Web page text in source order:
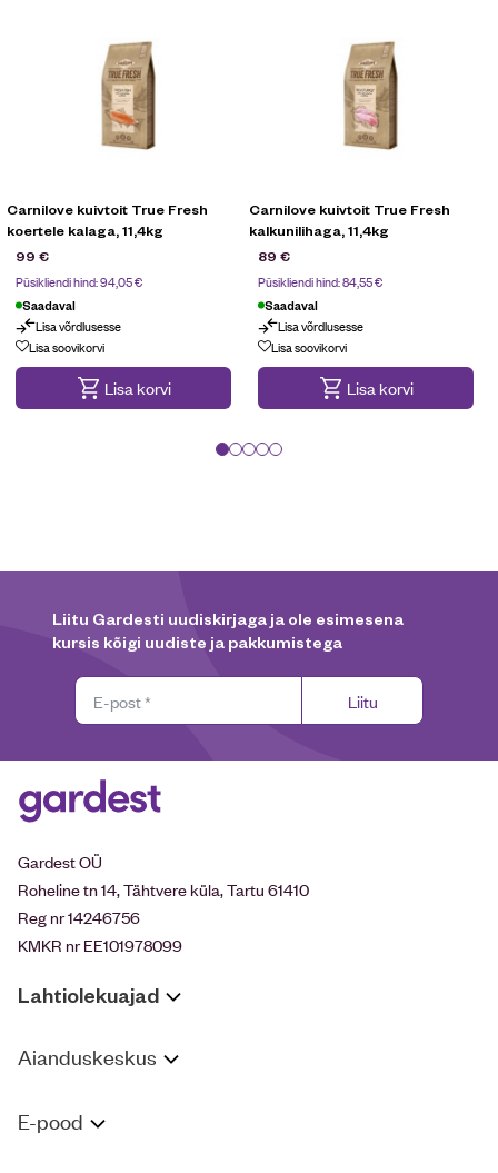
Carnilove kuivtoit True Fresh
koertele kalaga, 11,4kg
99 €
Püsikliendi hind:94,05€
Saadaval
Lisa võrdlusesse
Lisa soovikorvi
Lisa korvi
Carnilove kuivtoit True Fresh
kalkunilihaga, 11,4kg
89 €
Püsikliendi hind:84,55€
Saadaval
Lisa võrdlusesse
Lisa soovikorvi
Lisa korvi
Liitu Gardesti uudiskirjaga ja ole esimesena
kursis kõigi uudiste ja pakkumistega
Liitu
Gardest OÜ
Roheline tn 14, Tähtvere küla, Tartu 61410
Reg nr 14246756
KMKR nr EE101978099
Lahtiolekuajad
Aianduskeskus
E-pood